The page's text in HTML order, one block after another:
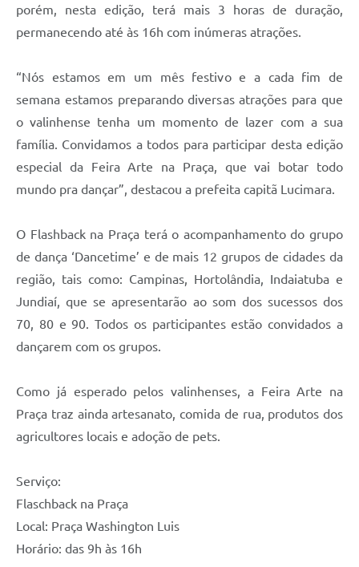
Contato
porém, nesta edição, terá mais 3 horas de duração,
permanecendo até às 16h com inúmeras atrações.
“Nós estamos em um mês festivo e a cada fim de
semana estamos preparando diversas atrações para que
o valinhense tenha um momento de lazer com a sua
família. Convidamos a todos para participar desta edição
especial da Feira Arte na Praça, que vai botar todo
mundo pra dançar”, destacou a prefeita capitã Lucimara.
O Flashback na Praça terá o acompanhamento do grupo
de dança ‘Dancetime’ e de mais 12 grupos de cidades da
região, tais como: Campinas, Hortolândia, Indaiatuba e
Jundiaí, que se apresentarão ao som dos sucessos dos
70, 80 e 90. Todos os participantes estão convidados a
dançarem com os grupos.
Como já esperado pelos valinhenses, a Feira Arte na
Praça traz ainda artesanato, comida de rua, produtos dos
agricultores locais e adoção de pets.
Serviço:
Flaschback na Praça
Local: Praça Washington Luis
Horário: das 9h às 16h